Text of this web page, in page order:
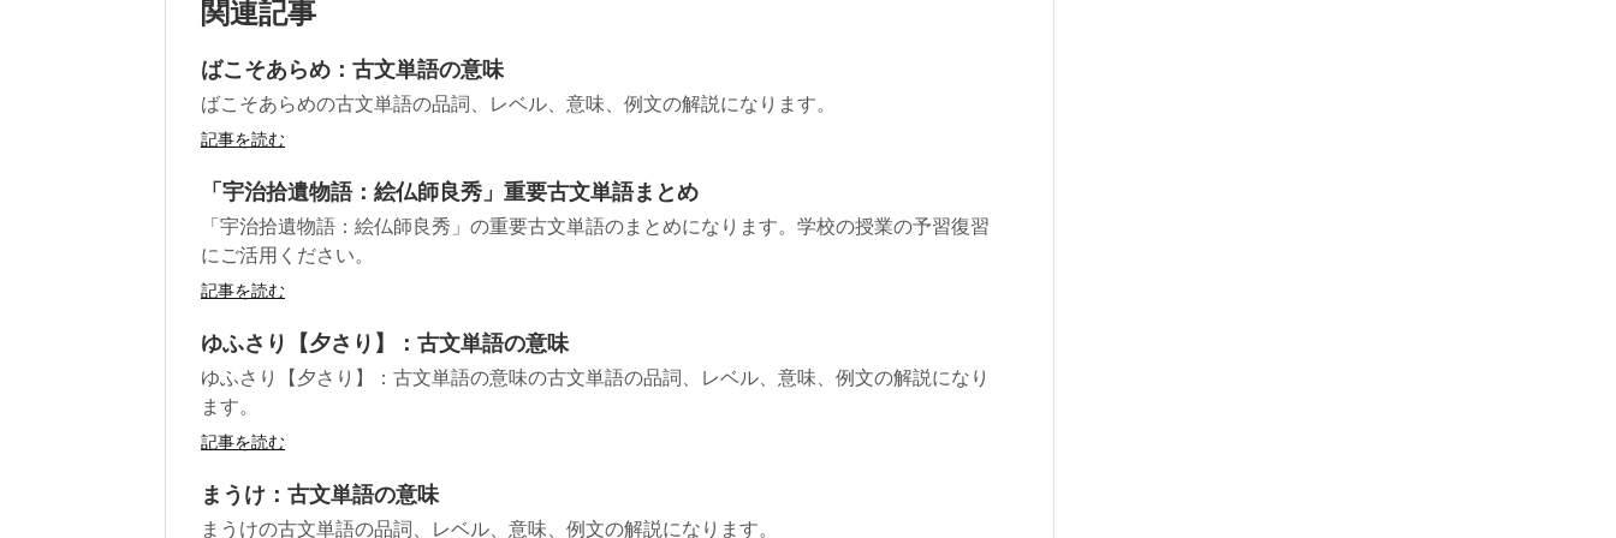
関連記事
ばこそあらめ：古文単語の意味
ばこそあらめの古文単語の品詞、レベル、意味、例文の解説になります。
記事を読む
「宇治拾遺物語：絵仏師良秀」重要古文単語まとめ
「宇治拾遺物語：絵仏師良秀」の重要古文単語のまとめになります。学校の授業の予習復習
にご活用ください。
記事を読む
ゆふさり【夕さり】：古文単語の意味
ゆふさり【夕さり】：古文単語の意味の古文単語の品詞、レベル、意味、例文の解説になり
ます。
記事を読む
まうけ：古文単語の意味
まうけの古文単語の品詞、レベル、意味、例文の解説になります。